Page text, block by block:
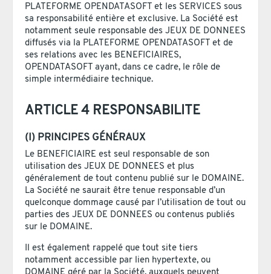
PLATEFORME OPENDATASOFT et les SERVICES sous
sa responsabilité entière et exclusive. La Société est
notamment seule responsable des JEUX DE DONNEES
diffusés via la PLATEFORME OPENDATASOFT et de
ses relations avec les BENEFICIAIRES,
OPENDATASOFT ayant, dans ce cadre, le rôle de
simple intermédiaire technique.
ARTICLE 4 RESPONSABILITE
(I) PRINCIPES GÉNÉRAUX
Le BENEFICIAIRE est seul responsable de son
utilisation des JEUX DE DONNEES et plus
généralement de tout contenu publié sur le DOMAINE.
La Société ne saurait être tenue responsable d’un
quelconque dommage causé par l’utilisation de tout ou
parties des JEUX DE DONNEES ou contenus publiés
sur le DOMAINE.
Il est également rappelé que tout site tiers
notamment accessible par lien hypertexte, ou